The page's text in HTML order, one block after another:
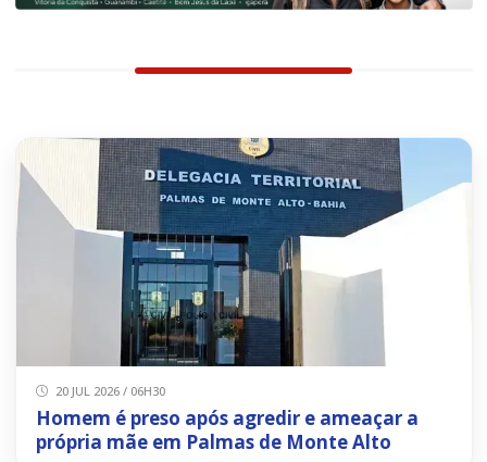
20 JUL 2026 / 06H30
Homem é preso após agredir e ameaçar a
própria mãe em Palmas de Monte Alto